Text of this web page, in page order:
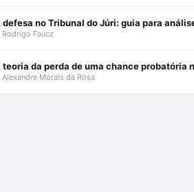
defesa no Tribunal do Júri: guia para
Rodrigo Faucz
teoria da perda de uma chance probatória
Alexandre Morais da Rosa